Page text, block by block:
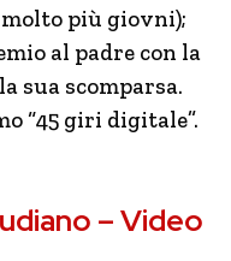
molto più giovni);
al padre con la
sua scomparsa.
“45 giri digitale”.
– Video